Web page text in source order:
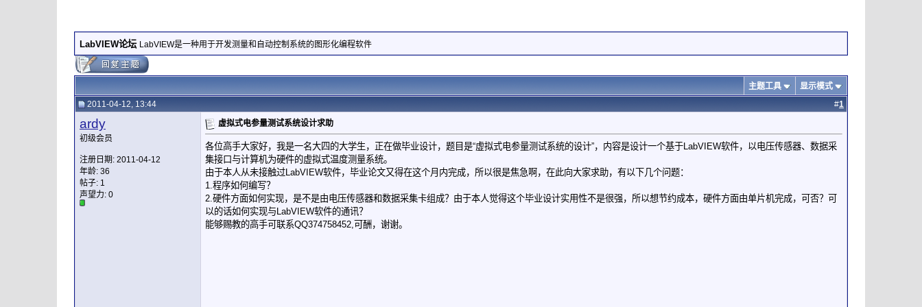
LabVIEW论坛 LabVIEW是一种用于开发测量和自动控制系统的图形化编程软件
主题工具
显示模式
2011-04-12, 13:44
#1
ardy
初级会员
注册日期: 2011-04-12
年龄: 36
帖子: 1
声望力: 0
虚拟式电参量测试系统设计求助
各位高手大家好，我是一名大四的大学生，正在做毕业设计，题目是“虚拟式电参量测试系统的设计”，内容是设计一个基于LabVIEW软件，以电压传感器、数据采
集接口与计算机为硬件的虚拟式温度测量系统。
由于本人从未接触过LabVIEW软件，毕业论文又得在这个月内完成，所以很是焦急啊，在此向大家求助，有以下几个问题：
1.程序如何编写？
2.硬件方面如何实现，是不是由电压传感器和数据采集卡组成？由于本人觉得这个毕业设计实用性不是很强，所以想节约成本，硬件方面由单片机完成，可否？可
以的话如何实现与LabVIEW软件的通讯？
能够赐教的高手可联系QQ374758452,可酬，谢谢。